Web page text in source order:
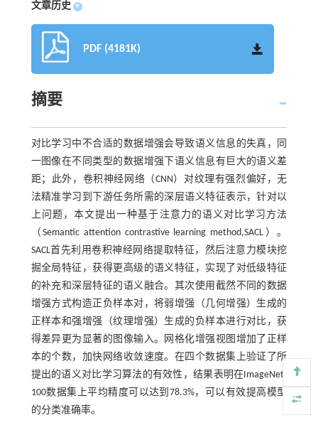
文章历史 +
PDF (4181K)
摘要
对比学习中不合适的数据增强会导致语义信息的失真，同
一图像在不同类型的数据增强下语义信息有巨大的语义差
距；此外，卷积神经网络（CNN）对纹理有强烈偏好，无
法精准学习到下游任务所需的深层语义特征表示，针对以
上问题，本文提出一种基于注意力的语义对比学习方法
（Semantic attention contrastive learning method,SACL）。
SACL首先利用卷积神经网络提取特征，然后注意力模块挖
掘全局特征，获得更高级的语义特征，实现了对低级特征
的补充和深层特征的语义融合。其次使用截然不同的数据
增强方式构造正负样本对，将弱增强（几何增强）生成的
正样本和强增强（纹理增强）生成的负样本进行对比，获
得差异更为显著的图像输入。网格化增强视图增加了正样
本的个数，加快网络收敛速度。在四个数据集上验证了所
提出的语义对比学习算法的有效性，结果表明在ImageNet-
100数据集上平均精度可以达到78.3%，可以有效提高模型
的分类准确率。